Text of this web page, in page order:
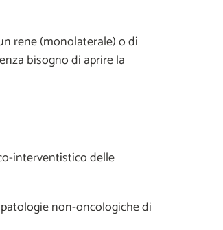
rene (monolaterale) o di
bisogno di aprire la
interventistico delle
non-oncologiche di